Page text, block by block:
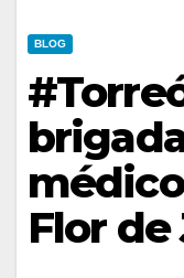
BLOG
Flor